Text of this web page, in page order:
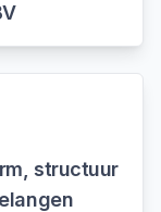
structuur